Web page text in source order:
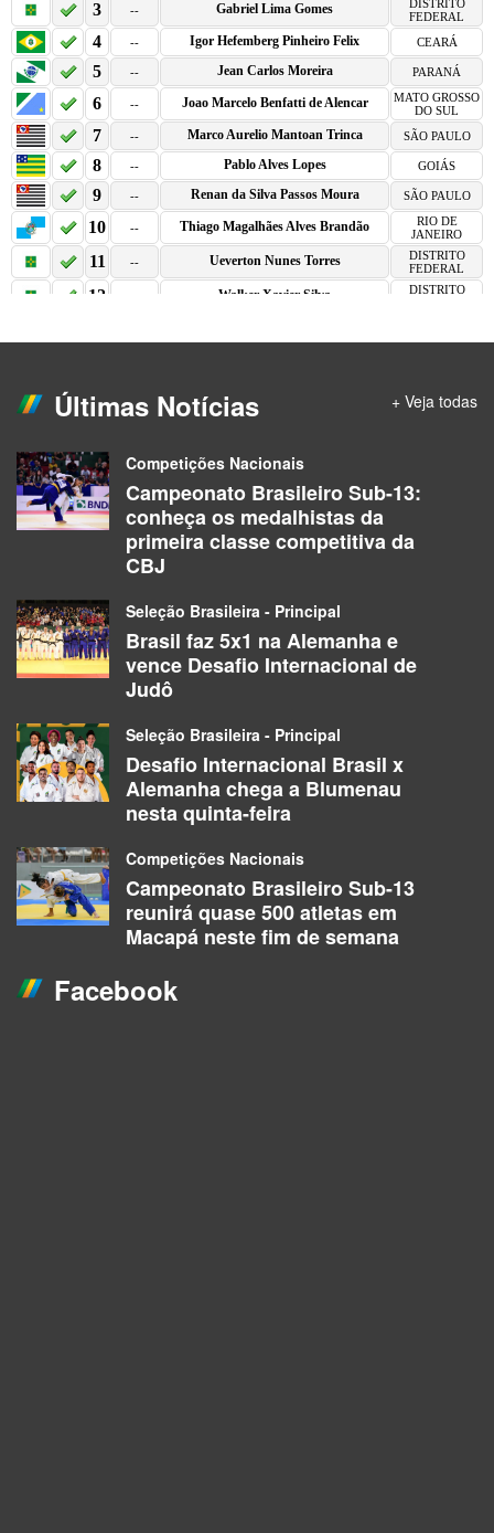
Últimas Notícias + Veja todas
Competições Nacionais
Campeonato Brasileiro Sub-13:
conheça os medalhistas da
primeira classe competitiva da
CBJ
Seleção Brasileira - Principal
Brasil faz 5x1 na Alemanha e
vence Desafio Internacional de
Judô
Seleção Brasileira - Principal
Desafio Internacional Brasil x
Alemanha chega a Blumenau
nesta quinta-feira
Competições Nacionais
Campeonato Brasileiro Sub-13
reunirá quase 500 atletas em
Macapá neste fim de semana
Facebook